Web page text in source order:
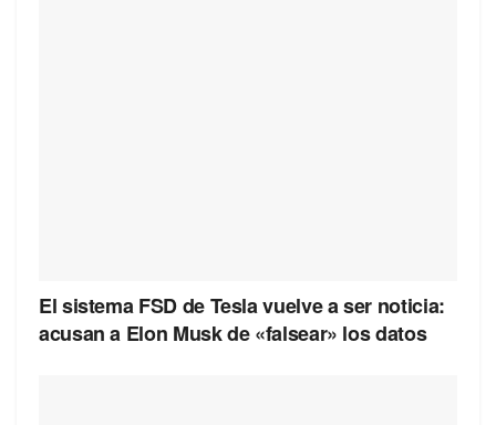
El sistema FSD de Tesla vuelve a ser noticia:
acusan a Elon Musk de «falsear» los datos